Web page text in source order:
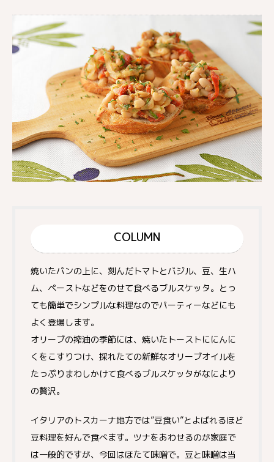
COLUMN
焼いたパンの上に、刻んだトマトとバジル、豆、生ハ
ム、ペーストなどをのせて食べるブルスケッタ。とっ
ても簡単でシンプルな料理なのでパーティーなどにも
よく登場します。
オリーブの搾油の季節には、焼いたトーストににんに
くをこすりつけ、採れたての新鮮なオリーブオイルを
たっぷりまわしかけて食べるブルスケッタがなにより
の贅沢。
イタリアのトスカーナ地方では”豆食い”とよばれるほど
豆料理を好んで食べます。ツナをあわせるのが家庭で
は一般的ですが、今回はほたて味噌で。豆と味噌は当